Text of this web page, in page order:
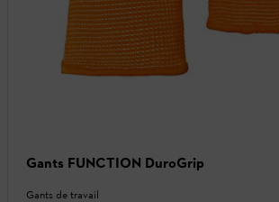
Gants FUNCTION DuroGrip
Gants de travail